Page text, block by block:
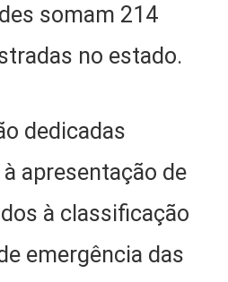
somam 214
no estado.
dedicadas
apresentação de
à classificação
emergência das